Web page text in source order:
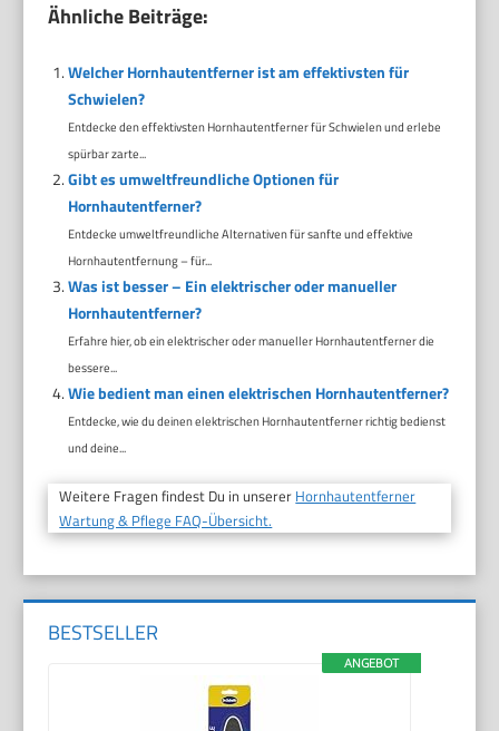
Ähnliche Beiträge:
Welcher Hornhautentferner ist am effektivsten für
Schwielen?
Entdecke den effektivsten Hornhautentferner für Schwielen und erlebe
spürbar zarte...
Gibt es umweltfreundliche Optionen für
Hornhautentferner?
Entdecke umweltfreundliche Alternativen für sanfte und effektive
Hornhautentfernung – für...
Was ist besser – Ein elektrischer oder manueller
Hornhautentferner?
Erfahre hier, ob ein elektrischer oder manueller Hornhautentferner die
bessere...
Wie bedient man einen elektrischen Hornhautentferner?
Entdecke, wie du deinen elektrischen Hornhautentferner richtig bedienst
und deine...
Weitere Fragen findest Du in unserer Hornhautentferner
Wartung & Pflege FAQ-Übersicht.
BESTSELLER
ANGEBOT